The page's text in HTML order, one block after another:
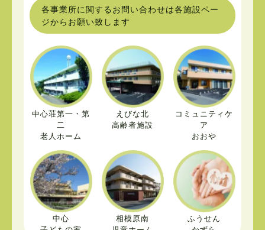
各事業所に関するお問い合わせは各施設ペー
ジからお願い致します
中心荘第一・第
二
老人ホーム
えびな北
高齢者施設
コミュニティケ
ア
おおや
中心
相模原南
ふうせん